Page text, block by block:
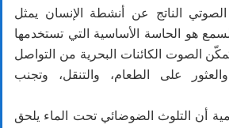
الصوتي الناتج عن أنشطة الإنسان يمثل
هو الحاسة الأساسية التي تستخدمها
يُمكّن الصوت الكائنات البحرية من التواصل
على الطعام، والتنقل، وتجنب
أن التلوث الضوضائي تحت الماء يلحق